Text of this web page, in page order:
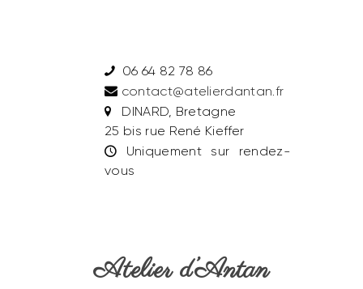
06 64 82 78 86
contact@atelierdantan.fr
DINARD, Bretagne
25 bis rue René Kieffer
Uniquement sur rendez-
vous
Atelier d’Antan